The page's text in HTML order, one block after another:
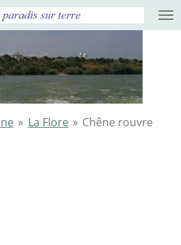
» La Flore » Chêne rouvre